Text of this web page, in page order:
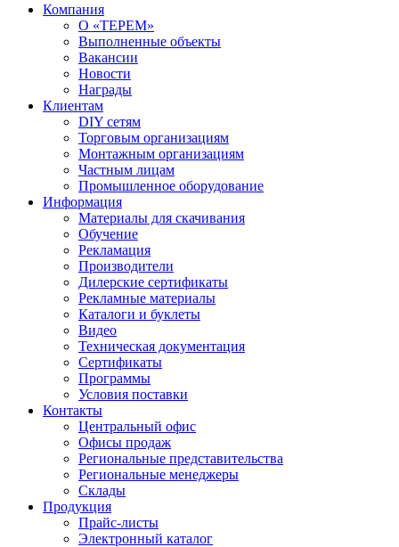
Компания
О «ТЕРЕМ»
Выполненные объекты
Вакансии
Новости
Награды
Клиентам
DIY сетям
Торговым организациям
Монтажным организациям
Частным лицам
Промышленное оборудование
Информация
Материалы для скачивания
Обучение
Рекламация
Производители
Дилерские сертификаты
Рекламные материалы
Каталоги и буклеты
Видео
Техническая документация
Сертификаты
Программы
Условия поставки
Контакты
Центральный офис
Офисы продаж
Региональные представительства
Региональные менеджеры
Склады
Продукция
Прайс-листы
Электронный каталог